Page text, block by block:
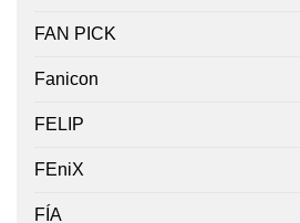
FAN PICK
Fanicon
FELIP
FEniX
FÍA